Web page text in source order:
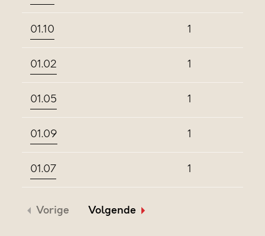
01.10 1
01.02 1
01.05 1
01.09 1
01.07 1
Vorige Volgende